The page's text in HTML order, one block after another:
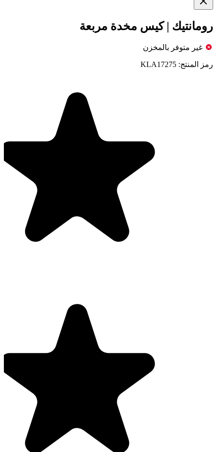
رومانتيك | كيس مخدة مربعة
غير متوفر بالمخزن
رمز المنتج: KLA17275